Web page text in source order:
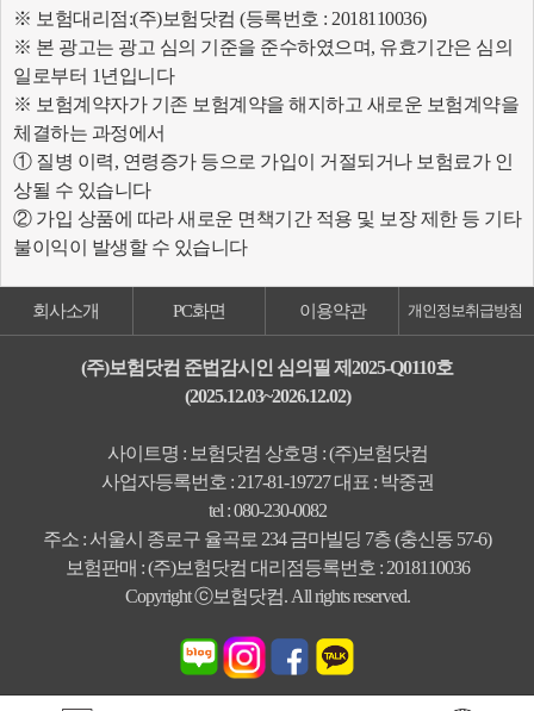
※ 보험대리점:(주)보험닷컴 (등록번호 : 2018110036)
※ 본 광고는 광고 심의 기준을 준수하였으며, 유효기간은 심의
일로부터 1년입니다
※ 보험계약자가 기존 보험계약을 해지하고 새로운 보험계약을
체결하는 과정에서
① 질병 이력, 연령증가 등으로 가입이 거절되거나 보험료가 인
상될 수 있습니다
② 가입 상품에 따라 새로운 면책기간 적용 및 보장 제한 등 기타
불이익이 발생할 수 있습니다
회사소개 PC화면 이용약관 개인정보취급방침
(주)보험닷컴 준법감시인 심의필 제2025-Q0110호
(2025.12.03~2026.12.02)
사이트명 : 보험닷컴 상호명 : (주)보험닷컴
사업자등록번호 : 217-81-19727 대표 : 박중권
tel : 080-230-0082
주소 : 서울시 종로구 율곡로 234 금마빌딩 7층 (충신동 57-6)
보험판매 : (주)보험닷컴 대리점등록번호 : 2018110036
Copyright ⓒ보험닷컴. All rights reserved.